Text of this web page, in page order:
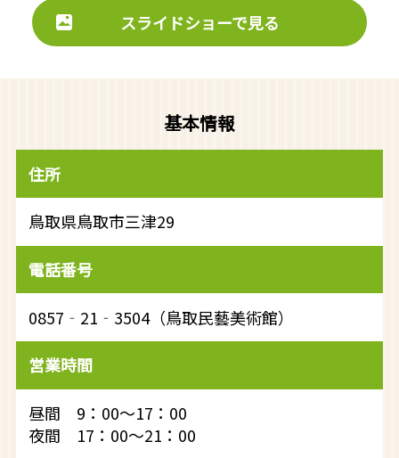
スライドショーで見る
基本情報
住所
鳥取県鳥取市三津29
電話番号
0857‐21‐3504（鳥取民藝美術館）
営業時間
昼間 9：00～17：00
夜間 17：00～21：00